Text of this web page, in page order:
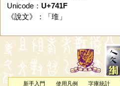
Unicode： U+741F
《說文》：「 琟 」
新手入門 使用凡例 字庫統計